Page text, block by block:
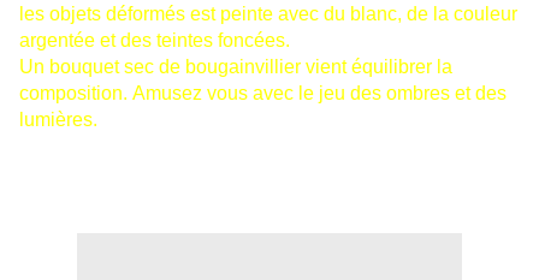
les objets déformés est peinte avec du blanc, de la couleur
argentée et des teintes foncées.
Un bouquet sec de bougainvillier vient équilibrer la
composition. Amusez vous avec le jeu des ombres et des
lumières.